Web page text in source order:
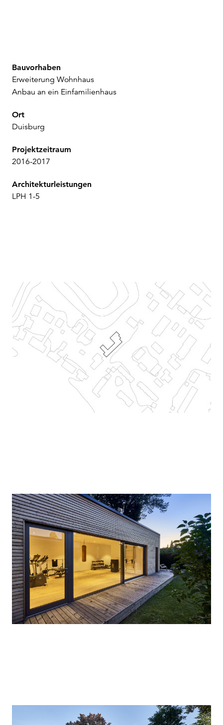
Bauvorhaben
Erweiterung Wohnhaus
Anbau an ein Einfamilienhaus
Ort
Duisburg
Projektzeitraum
2016-2017
Architekturleistungen
LPH 1-5